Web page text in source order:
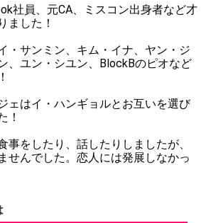
社員、元CA、ミスコン出身者など才
ました！
・サンミン、キム・イナ、ヤン・ジ
、ユン・シユン、BlockBのピオなど
ェはイ・ハンギョルとお互いを選び
！
事をしたり、話したりしましたが、
せんでした。恋人には発展しなかっ